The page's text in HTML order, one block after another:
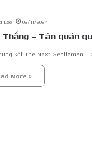
Lee 03/11/2024
Thắng – Tân quán
kết The Next Gentleman
More »